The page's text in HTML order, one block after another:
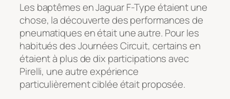
Les baptêmes en Jaguar F-Type étaient une
chose, la découverte des performances de
pneumatiques en était une autre. Pour les
habitués des Journées Circuit, certains en
étaient à plus de dix participations avec
Pirelli, une autre expérience
particulièrement ciblée était proposée.